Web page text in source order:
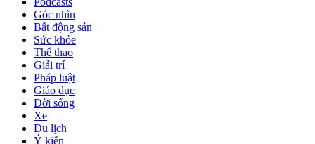
Góc nhìn
Bất động sản
Sức khỏe
Thể thao
Giải trí
Pháp luật
Giáo dục
Đời sống
Xe
Du lịch
Ý kiến